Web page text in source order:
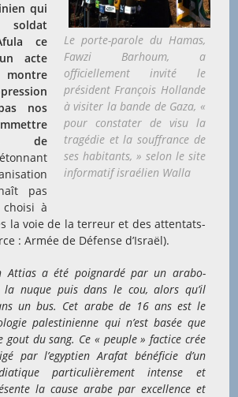
Le porte-parole du Hamas,
Fawzi Barhoum, a
officiellement invité le
président François Hollande
à visiter la bande de Gaza, «
pour constater de visu la
tragédie et la souffrance de
ses habitants, » selon le site
informatif israélien Walla
qui
ce
acte
nos
de
pas
à
la voie de la terreur et des attentats-
: Armée de Défense d’Israël).
Attias a été poignardé par un arabo-
la nuque puis dans le cou, alors qu’il
un bus. Cet arabe de 16 ans est le
palestinienne qui n’est basée que
du sang. Ce « peuple » factice crée
par l’egyptien Arafat bénéficie d’un
particulièrement intense et
la cause arabe par excellence et